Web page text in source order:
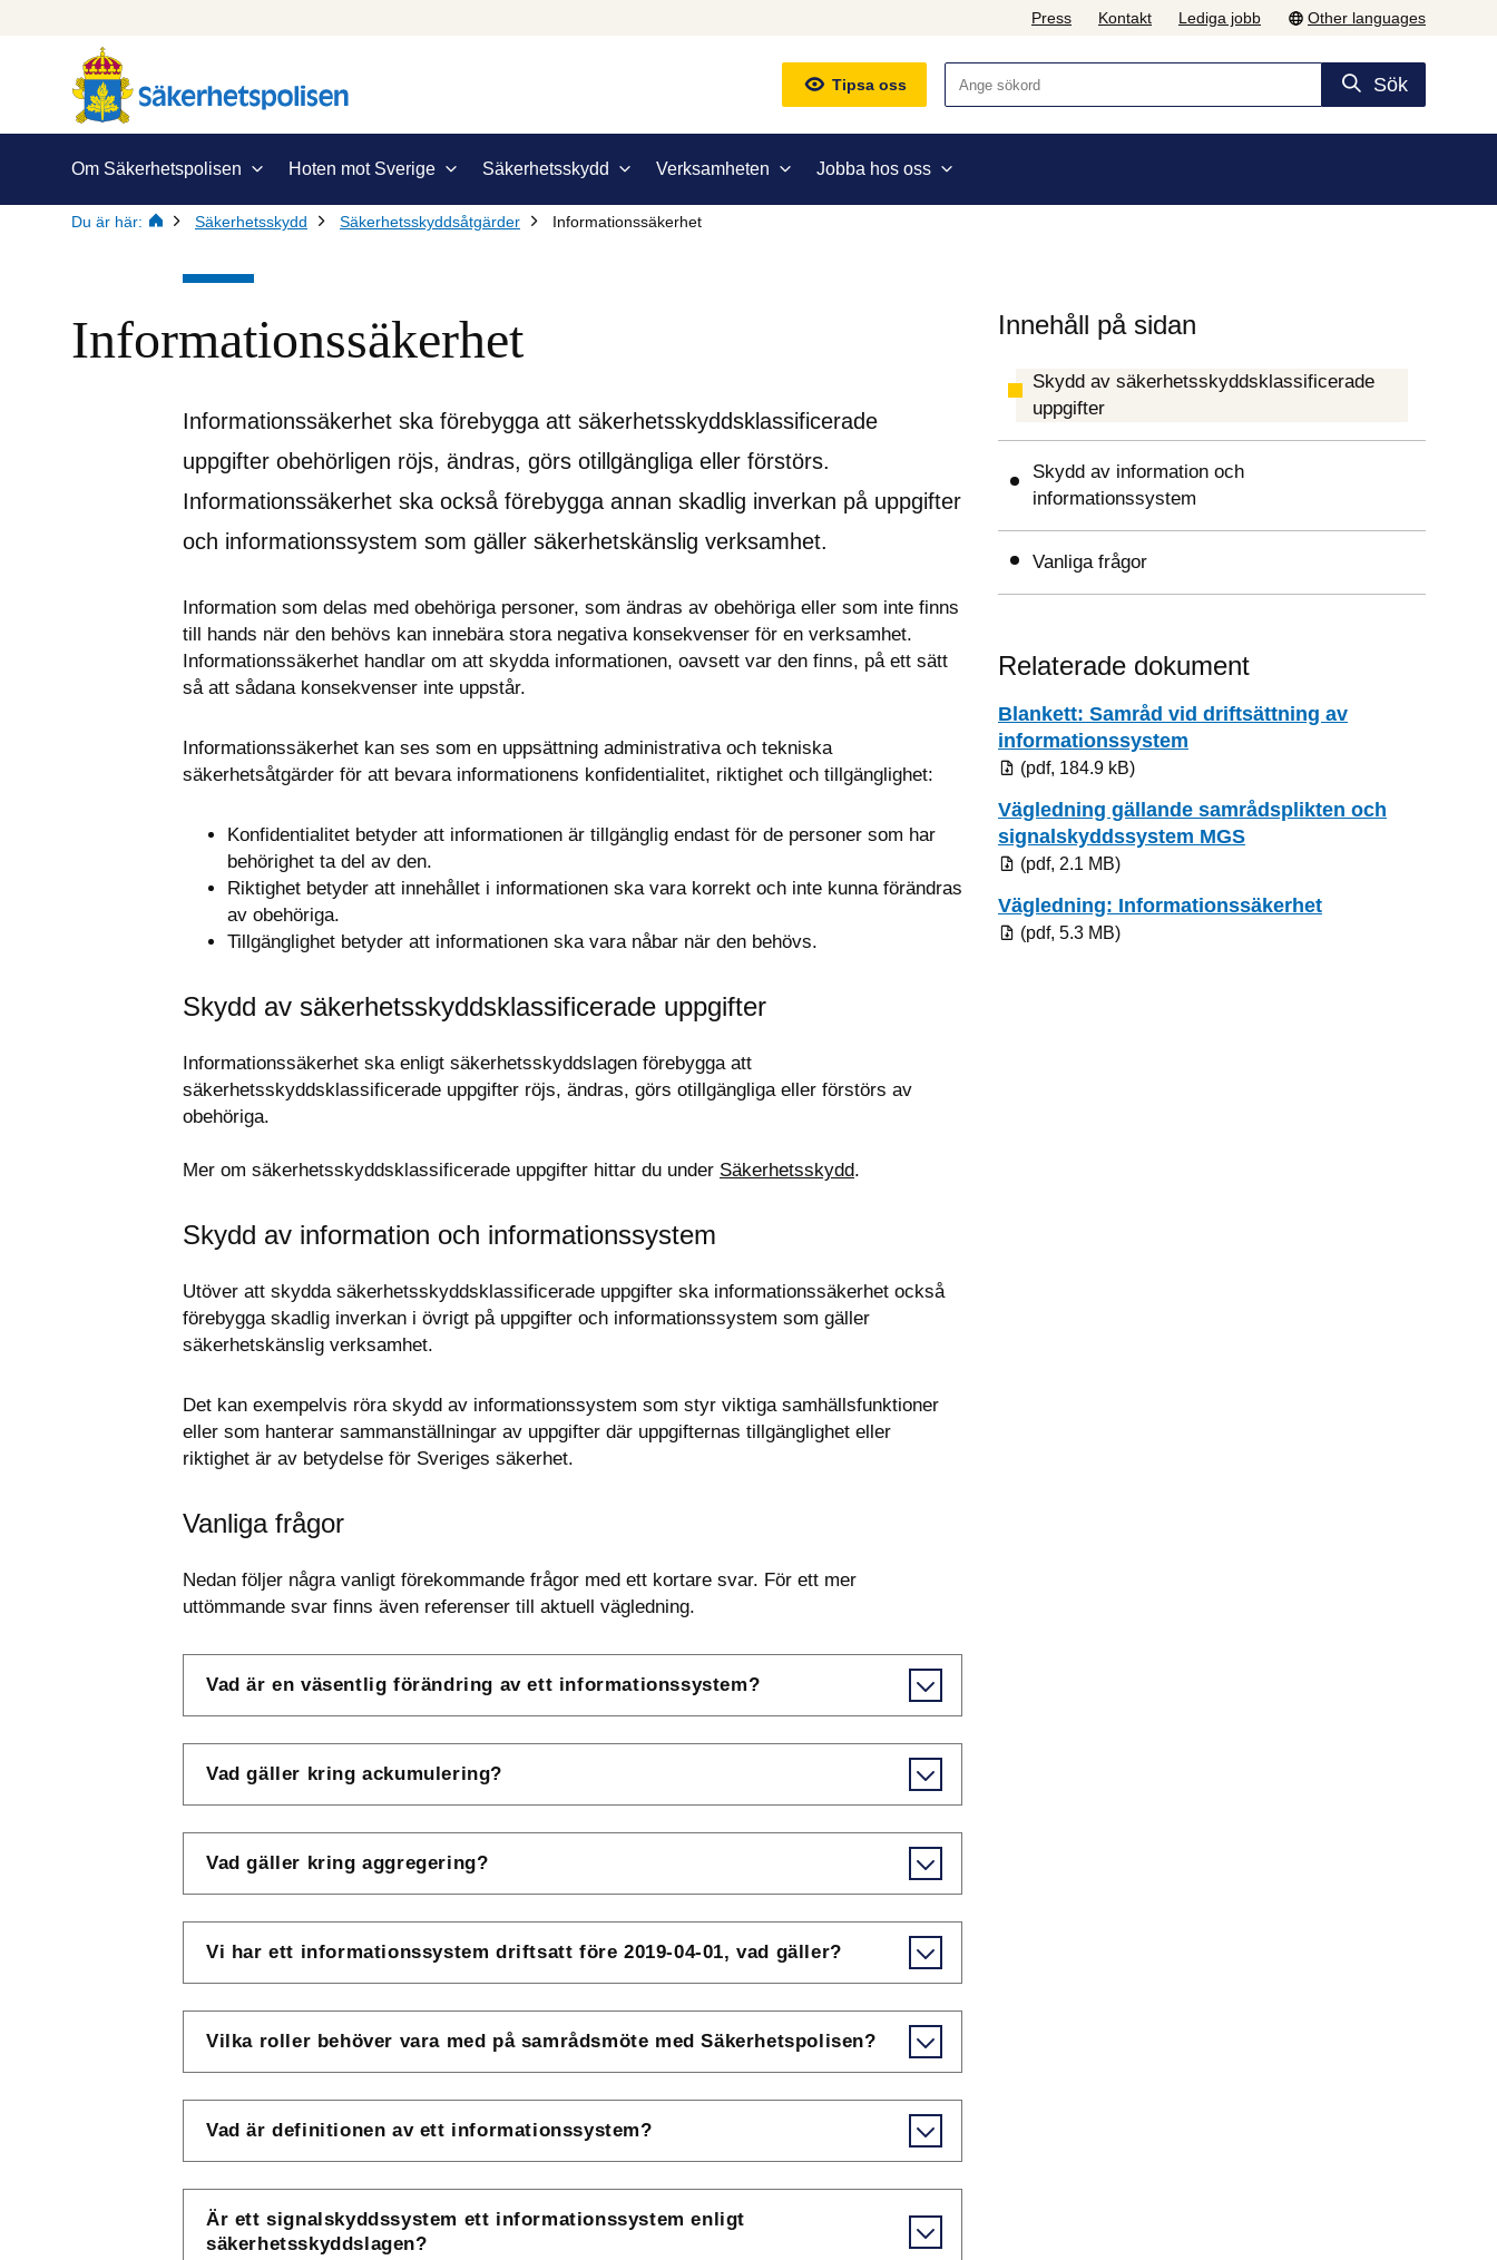
Press Kontakt Lediga jobb Other languages
Tipsa oss Sök
Om Säkerhetspolisen Hoten mot Sverige Säkerhetsskydd Verksamheten Jobba hos oss
Du är här: Säkerhetsskydd Säkerhetsskyddsåtgärder Informationssäkerhet
Informationssäkerhet
Informationssäkerhet ska förebygga att säkerhetsskyddsklassificerade
uppgifter obehörligen röjs, ändras, görs otillgängliga eller förstörs.
Informationssäkerhet ska också förebygga annan skadlig inverkan på uppgifter
och informationssystem som gäller säkerhetskänslig verksamhet.
Information som delas med obehöriga personer, som ändras av obehöriga eller som inte finns
till hands när den behövs kan innebära stora negativa konsekvenser för en verksamhet.
Informationssäkerhet handlar om att skydda informationen, oavsett var den finns, på ett sätt
så att sådana konsekvenser inte uppstår.
Informationssäkerhet kan ses som en uppsättning administrativa och tekniska
säkerhetsåtgärder för att bevara informationens konfidentialitet, riktighet och tillgänglighet:
Konfidentialitet betyder att informationen är tillgänglig endast för de personer som har
behörighet ta del av den.
Riktighet betyder att innehållet i informationen ska vara korrekt och inte kunna förändras
av obehöriga.
Tillgänglighet betyder att informationen ska vara nåbar när den behövs.
Skydd av säkerhetsskyddsklassificerade uppgifter
Informationssäkerhet ska enligt säkerhetsskyddslagen förebygga att
säkerhetsskyddsklassificerade uppgifter röjs, ändras, görs otillgängliga eller förstörs av
obehöriga.
Mer om säkerhetsskyddsklassificerade uppgifter hittar du under Säkerhetsskydd.
Skydd av information och informationssystem
Utöver att skydda säkerhetsskyddsklassificerade uppgifter ska informationssäkerhet också
förebygga skadlig inverkan i övrigt på uppgifter och informationssystem som gäller
säkerhetskänslig verksamhet.
Det kan exempelvis röra skydd av informationssystem som styr viktiga samhällsfunktioner
eller som hanterar sammanställningar av uppgifter där uppgifternas tillgänglighet eller
riktighet är av betydelse för Sveriges säkerhet.
Vanliga frågor
Nedan följer några vanligt förekommande frågor med ett kortare svar. För ett mer
uttömmande svar finns även referenser till aktuell vägledning.
Vad är en väsentlig förändring av ett informationssystem?
Vad gäller kring ackumulering?
Vad gäller kring aggregering?
Vi har ett informationssystem driftsatt före 2019-04-01, vad gäller?
Vilka roller behöver vara med på samrådsmöte med Säkerhetspolisen?
Vad är definitionen av ett informationssystem?
Är ett signalskyddssystem ett informationssystem enligt
säkerhetsskyddslagen?
Innehåll på sidan
Skydd av säkerhetsskyddsklassificerade
uppgifter
Skydd av information och
informationssystem
Vanliga frågor
Relaterade dokument
Blankett: Samråd vid driftsättning av
informationssystem
(pdf, 184.9 kB)
Vägledning gällande samrådsplikten och
signalskyddssystem MGSPdf, 2.1 MB.
(pdf, 2.1 MB)
Vägledning: InformationssäkerhetPdf, 5.3 MB.
(pdf, 5.3 MB)